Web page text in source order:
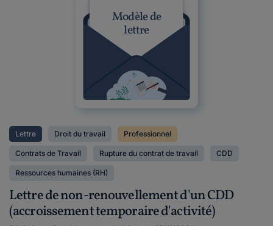
Modèle de
lettre
Lettre Droit du travail Professionnel
Contrats de Travail Rupture du contrat de travail CDD
Ressources humaines (RH)
Lettre de non-renouvellement d'un CDD
(accroissement temporaire d'activité)